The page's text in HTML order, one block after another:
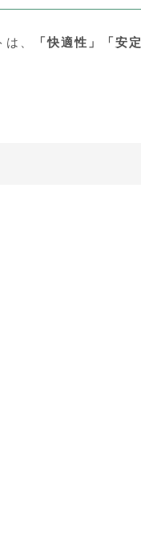
、
「快適性」「安定